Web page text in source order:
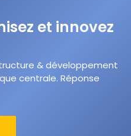
et innovez
& développement
centrale. Réponse